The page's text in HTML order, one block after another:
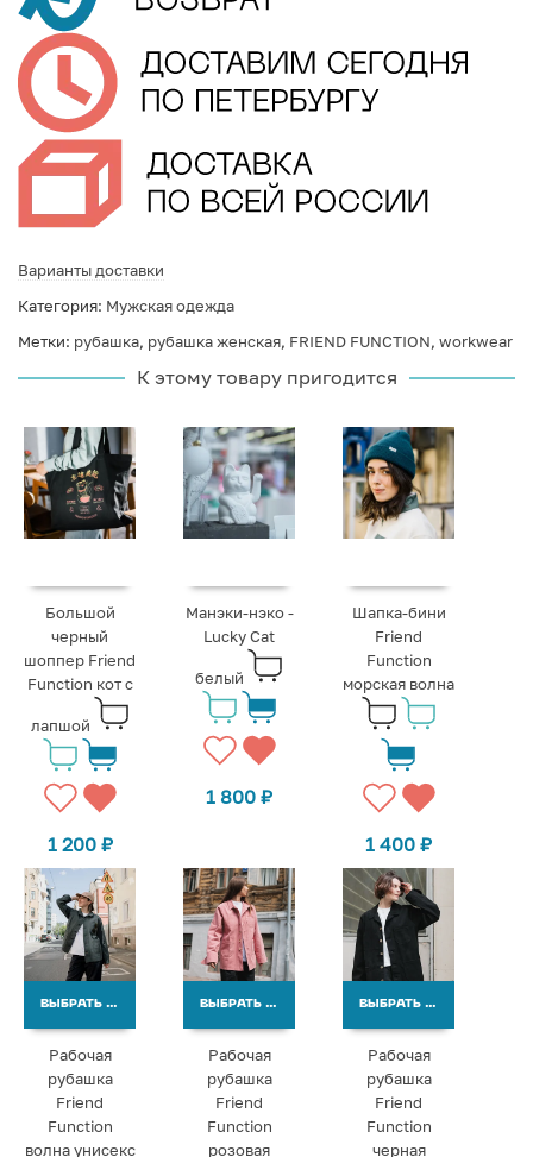
Варианты доставки
Категория: Мужская одежда
Метки: рубашка, рубашка женская, FRIEND FUNCTION, workwear
К этому товару пригодится
Большой
черный
шоппер Friend
Function кот с
лапшой
1 200 ₽
Манэки-нэко -
Lucky Cat
белый
1 800₽
Шапка-бини
Friend
Function
морская волна
1 400₽
ВЫБРАТЬ ВАРИАНТЫ
Рабочая
рубашка
Friend
Function
волна унисекс
ВЫБРАТЬ ВАРИАНТЫ
Рабочая
рубашка
Friend
Function
розовая
ВЫБРАТЬ ВАРИАНТЫ
Рабочая
рубашка
Friend
Function
черная